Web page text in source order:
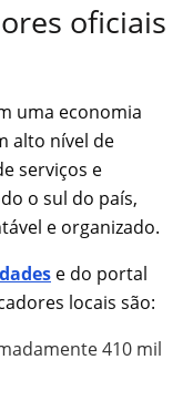
oficiais
uma economia
alto nível de
serviços e
o sul do país,
e organizado.
e do portal
locais são:
410 mil